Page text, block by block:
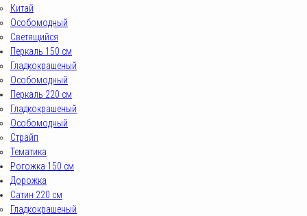
Китай
Особомодный
Светящийся
Перкаль 150 см
Гладкокрашеный
Особомодный
Перкаль 220 см
Гладкокрашеный
Особомодный
Страйп
Тематика
Рогожка 150 см
Дорожка
Сатин 220 см
Гладкокрашеный